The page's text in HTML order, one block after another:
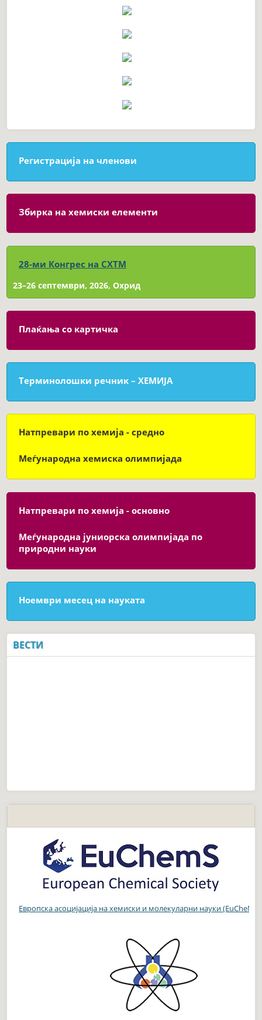
Регистрација на членови
Збирка на хемиски елементи
28-ми Конгрес на СХТМ
23–26 септември, 2026, Охрид
Плаќања со картичка
Терминолошки речник – ХЕМИЈА
Натпревари по хемија - средно
Меѓународна хемиска олимпијада
Натпревари по хемија - основно
Меѓународна јуниорска олимпијада по
природни науки
Ноември месец на науката
ВЕСТИ
Европска асоцијација на хемиски и молекуларни науки (EuCheMS)